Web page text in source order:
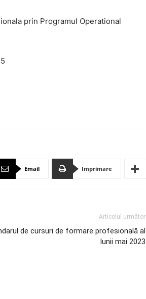
prin Programul Operational
Email Imprimare
Articolul următor
de cursuri de formare profesională al
lunii mai 2023